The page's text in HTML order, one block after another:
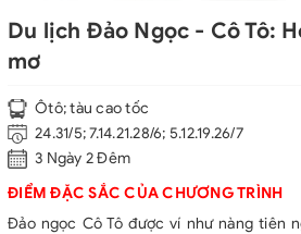
Du lịch Đảo Ngọc - Cô Tô:
mơ
Ôtô; tàu cao tốc
24.31/5; 7.14.21.28/6; 5.12.19.26/7
3 Ngày 2 Đêm
ĐIỂM ĐẶC SẮC CỦA CHƯƠNG TRÌNH
Đảo ngọc Cô Tô được ví như nàng tiên